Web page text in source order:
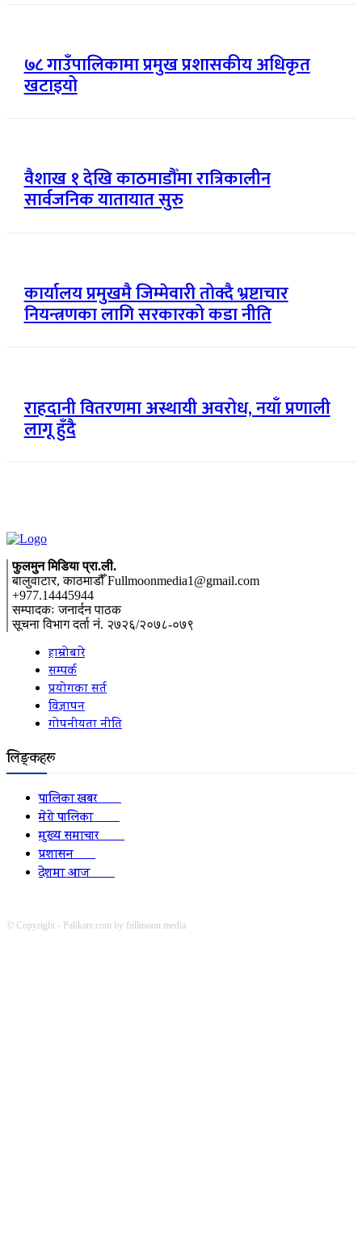
७८ गाउँपालिकामा प्रमुख प्रशासकीय अधिकृत
खटाइयो
वैशाख १ देखि काठमाडौँमा रात्रिकालीन
सार्वजनिक यातायात सुरु
कार्यालय प्रमुखमै जिम्मेवारी तोक्दै भ्रष्टाचार
नियन्त्रणका लागि सरकारको कडा नीति
राहदानी वितरणमा अस्थायी अवरोध, नयाँ प्रणाली
लागू हुँदै
फुलमुन मिडिया प्रा.ली.
बालुवाटार, काठमाडौँ Fullmoonmedia1@gmail.com
+977.14445944
सम्पादकः जनार्दन पाठक
सूचना विभाग दर्ता नं. २७२६/२०७८-०७९
हाम्रोबारे
सम्पर्क
प्रयोगका सर्त
विज्ञापन
गोपनीयता नीति
लिङ्कहरू
पालिका खबर2152
मेरो पालिका2078
मुख्य समाचार2010
प्रशासन1341
देशमा आज1278
© Copyright - Palikatv.com by fullmoon media